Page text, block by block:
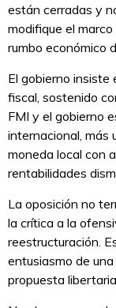
están cerradas y
modifique el
rumbo económico
El gobierno insiste
fiscal, sostenido
FMI y el gobierno
internacional, más
moneda local con
rentabilidades
La oposición no
la crítica a la
reestructuración.
entusiasmo de
propuesta